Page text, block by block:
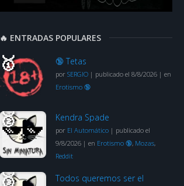
🔥 ENTRADAS POPULARES
🔞 Tetas
por SERGIO | publicado el 8/8/2026 | en
Erotismo 🔞
Kendra Spade
por El Automático | publicado el
9/8/2026 | en Erotismo 🔞, Mozas,
Reddit
Todos queremos ser el